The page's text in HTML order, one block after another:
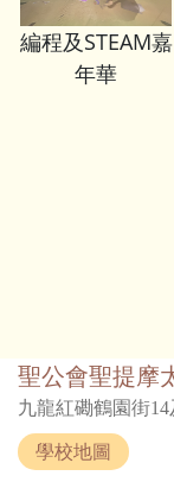
編程及STEAM嘉
年華
聖公會聖提摩
九龍紅磡鶴園街14
學校地圖